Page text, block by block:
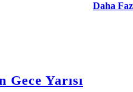
Daha
Gece Yarısı